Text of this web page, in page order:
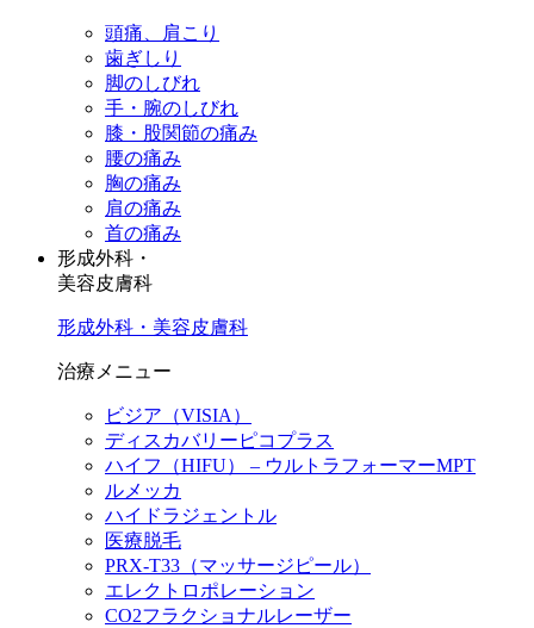
頭痛、肩こり
歯ぎしり
脚のしびれ
手・腕のしびれ
膝・股関節の痛み
腰の痛み
胸の痛み
肩の痛み
首の痛み
形成外科・
美容皮膚科
形成外科・美容皮膚科
治療メニュー
ビジア（VISIA）
ディスカバリーピコプラス
ハイフ（HIFU） – ウルトラフォーマーMPT
ルメッカ
ハイドラジェントル
医療脱毛
PRX-T33（マッサージピール）
エレクトロポレーション
CO2フラクショナルレーザー